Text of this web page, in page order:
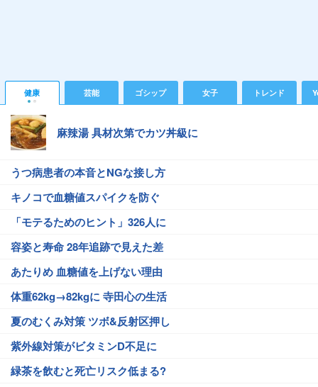
健康 芸能 ゴシップ 女子 トレンド
麻辣湯 具材次第でカツ丼級に
うつ病患者の本音とNGな接し方
キノコで血糖値スパイクを防ぐ
「モテるためのヒント」326人に
容姿と寿命 28年追跡で見えた差
あたりめ 血糖値を上げない理由
体重62kg→82kgに 寺田心の生活
夏のむくみ対策 ツボ&反射区押し
紫外線対策がビタミンD不足に
緑茶を飲むと死亡リスク低まる?